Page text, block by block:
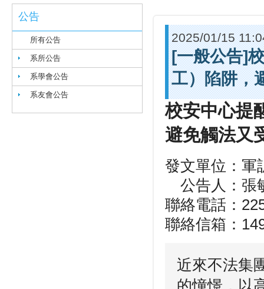
公告
所有公告
系所公告
系學會公告
系友會公告
2025/01/15
[一般公告]
工）陷阱，
校安中心提
避免觸法又
發文單位：軍
公告人：張
聯絡電話：
聯絡信箱：
近來不法集
的憧憬，以